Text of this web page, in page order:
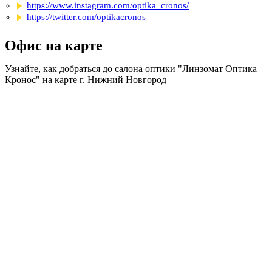
https://www.instagram.com/optika_cronos/
https://twitter.com/optikacronos
Офис на карте
Узнайте, как добраться до салона оптики "Линзомат Оптика
Кронос" на карте г. Нижний Новгород